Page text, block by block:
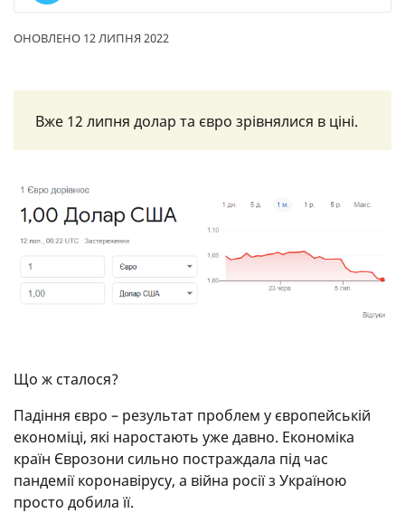
ОНОВЛЕНО 12 ЛИПНЯ 2022
Вже 12 липня долар та євро зрівнялися в ціні.
Що ж сталося?
Падіння євро – результат проблем у європейській
економіці, які наростають уже давно. Економіка
країн Єврозони сильно постраждала під час
пандемії коронавірусу, а війна росії з Україною
просто добила її.